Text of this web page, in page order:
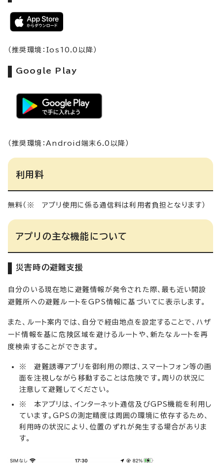
（推奨環境：Ios10.0以降）
Google Play
（推奨環境：Android端末6.0以降）
利用料
無料（※ アプリ使用に係る通信料は利用者負担となります）
アプリの主な機能について
災害時の避難支援
自分のいる現在地に避難情報が発令された際、最も近い開設
避難所への避難ルートをGPS情報に基づいてに表示します。
また、ルート案内では、自分で経由地点を設定することで、ハザ
ード情報を基に危険区域を避けるルートや、新たなルートを再
度検索することができます。
※ 避難誘導アプリを御利用の際は、スマートフォン等の画
面を注視しながら移動することは危険です。周りの状況に
注意して避難してください。
※ 本アプリは、インターネット通信及びGPS機能を利用し
ています。GPSの測定精度は周囲の環境に依存するため、
利用時の状況により、位置のずれが発生する場合がありま
す。